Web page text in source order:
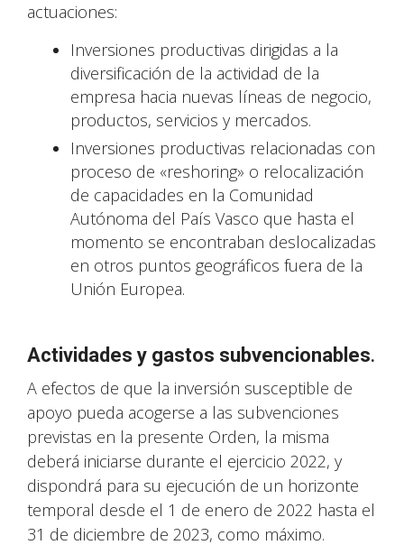
actuaciones:
Inversiones productivas dirigidas a la
diversificación de la actividad de la
empresa hacia nuevas líneas de negocio,
productos, servicios y mercados.
Inversiones productivas relacionadas con
proceso de «reshoring» o relocalización
de capacidades en la Comunidad
Autónoma del País Vasco que hasta el
momento se encontraban deslocalizadas
en otros puntos geográficos fuera de la
Unión Europea.
Actividades y gastos subvencionables.
A efectos de que la inversión susceptible de
apoyo pueda acogerse a las subvenciones
previstas en la presente Orden, la misma
deberá iniciarse durante el ejercicio 2022, y
dispondrá para su ejecución de un horizonte
temporal desde el 1 de enero de 2022 hasta el
31 de diciembre de 2023, como máximo.